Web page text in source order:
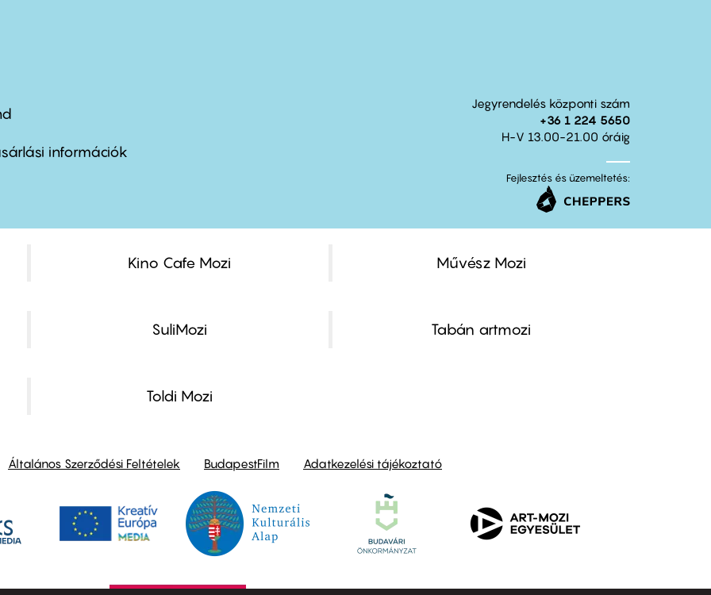
információk
Jegyrendelés központi szám
+36 1 224 5650
H-V 13.00-21.00 óráig
Fejlesztés és üzemeltetés:
Kino Cafe Mozi Művész Mozi
SuliMozi Tabán artmozi
Toldi Mozi
Általános Szerződési Feltételek BudapestFilm Adatkezelési tájékoztató